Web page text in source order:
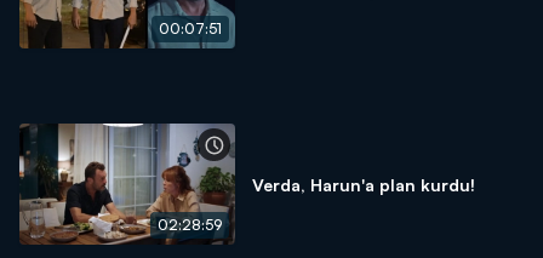
00:07:51
02:28:59
Verda, Harun'a plan kurdu!